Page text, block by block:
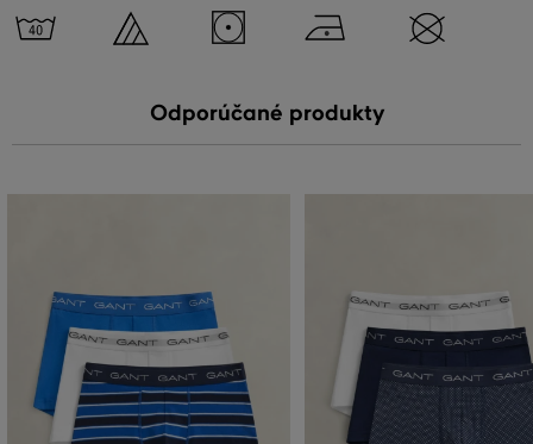
Odporúčané produkty